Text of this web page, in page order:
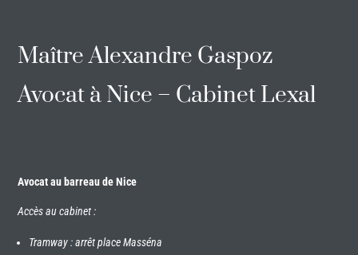
Maître Alexandre Gaspoz
Avocat à Nice – Cabinet Lexal
Avocat au barreau de Nice
Accès au cabinet :
Tramway : arrêt place Masséna